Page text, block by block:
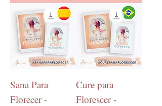
Sana Para
Florecer -
Cure para
Florescer -